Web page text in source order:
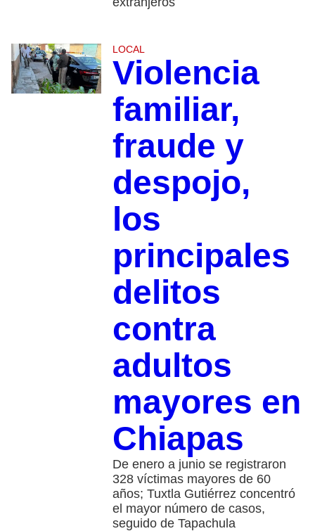
LOCAL
Violencia
familiar,
fraude y
despojo,
los
principales
delitos
contra
adultos
mayores en
Chiapas
De enero a junio se registraron
328 víctimas mayores de 60
años; Tuxtla Gutiérrez concentró
el mayor número de casos,
seguido de Tapachula